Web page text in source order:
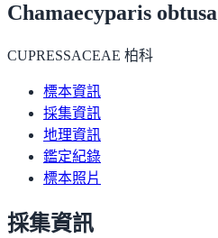
Chamaecyparis obtusa
CUPRESSACEAE 柏科
標本資訊
採集資訊
地理資訊
鑑定紀錄
標本照片
採集資訊